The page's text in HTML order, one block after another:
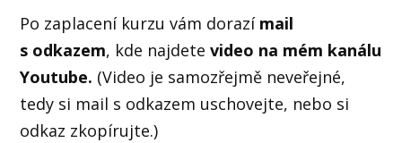
Po zaplacení kurzu vám dorazí mail
s odkazem, kde najdetevideo na mém kanálu
Youtube. (Video je samozřejmě neveřejné,
tedy si mail s odkazem uschovejte, nebo si
odkaz zkopírujte.)